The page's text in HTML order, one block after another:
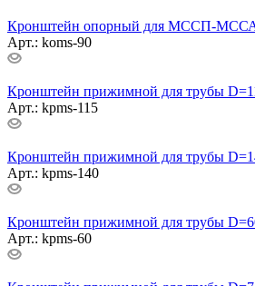
Кронштейн опорный для МССП-
Арт.: koms-90
Кронштейн прижимной для трубы
Арт.: kpms-115
Кронштейн прижимной для трубы
Арт.: kpms-140
Кронштейн прижимной для трубы
Арт.: kpms-60